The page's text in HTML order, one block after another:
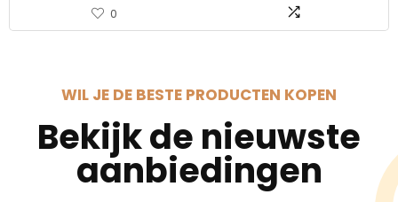
0
WIL JE DE BESTE PRODUCTEN KOPEN
Bekijk de nieuwste
aanbiedingen